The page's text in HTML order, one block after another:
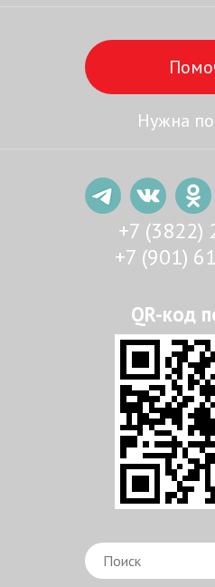
Нужна
+7 (3822)
+7 (901)